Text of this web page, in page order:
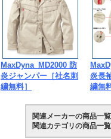
MaxDyna_MD2000 防
炎ジャンパー［社名刺
繍無料］
炎長
繍無
関連メーカーの商品一
関連カテゴリの商品一